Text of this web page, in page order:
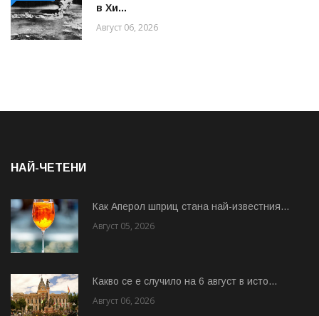
в Хи...
Август 06, 2026
НАЙ-ЧЕТЕНИ
Как Аперол шприц стана най-известния...
Август 05, 2026
Какво се е случило на 6 август в исто...
Август 06, 2026